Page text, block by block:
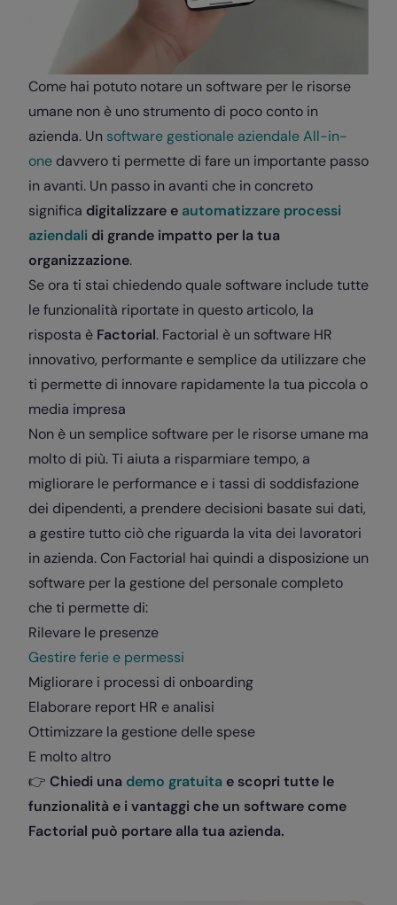
Come hai potuto notare un software per le risorse
umane non è uno strumento di poco conto in
azienda. Un software gestionale aziendale All-in-
one davvero ti permette di fare un importante passo
in avanti. Un passo in avanti che in concreto
significa digitalizzare e automatizzare processi
aziendali di grande impatto per la tua
organizzazione.
Se ora ti stai chiedendo quale software include tutte
le funzionalità riportate in questo articolo, la
risposta è Factorial. Factorial è un software HR
innovativo, performante e semplice da utilizzare che
ti permette di innovare rapidamente la tua piccola o
media impresa
Non è un semplice software per le risorse umane ma
molto di più. Ti aiuta a risparmiare tempo, a
migliorare le performance e i tassi di soddisfazione
dei dipendenti, a prendere decisioni basate sui dati,
a gestire tutto ciò che riguarda la vita dei lavoratori
in azienda. Con Factorial hai quindi a disposizione un
software per la gestione del personale completo
che ti permette di:
Rilevare le presenze
Gestire ferie e permessi
Migliorare i processi di onboarding
Elaborare report HR e analisi
Ottimizzare la gestione delle spese
E molto altro
👉 Chiedi una demo gratuita e scopri tutte le
funzionalità e i vantaggi che un software come
Factorial può portare alla tua azienda.